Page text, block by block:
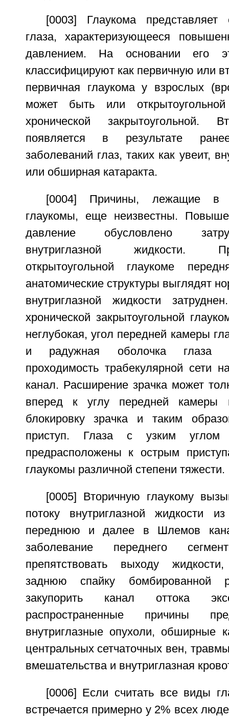
[0003] Глаукома представляет
глаза, характеризующееся
давлением. На основании его
классифицируют как первичную или
первичная глаукома у взрослых
может быть или
хронической закрытоугольной.
появляется в результате
заболеваний глаз, таких как увеит,
или обширная катаракта.
[0004] Причины, лежащие в
глаукомы, еще неизвестны.
давление обусловлено
внутриглазной жидкости.
открытоугольной глаукоме
анатомические структуры выглядят
внутриглазной жидкости
хронической закрытоугольной
неглубокая, угол передней камеры
и радужная оболочка глаза
проходимость трабекулярной сети
канал. Расширение зрачка может
вперед к углу передней камеры
блокировку зрачка и таким
приступ. Глаза с узким углом
предрасположены к острым
глаукомы различной степени тяжести.
[0005] Вторичную глаукому
потоку внутриглазной жидкости
переднюю и далее в Шлемов
заболевание переднего
препятствовать выходу
заднюю спайку бомбированной
закупорить канал оттока
распространенные причины
внутриглазные опухоли, обширные
центральных сетчаточных вен,
вмешательства и внутриглазная
[0006] Если считать все виды
встречается примерно у 2% всех